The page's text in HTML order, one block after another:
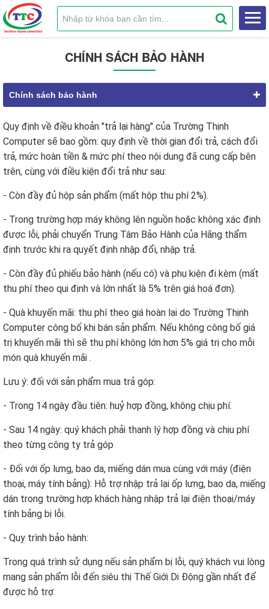
CHÍNH SÁCH BẢO HÀNH
Chính sách bảo hành
Quy định về điều khoản "trả lại hàng" của Trường Thịnh
Computer sẽ bao gồm: quy định về thời gian đổi trả, cách đổi
trả, mức hoàn tiền & mức phí theo nội dung đã cung cấp bên
trên, cùng với điều kiện đổi trả như sau:
- Còn đầy đủ hộp sản phẩm (mất hộp thu phí 2%).
- Trong trường hợp máy không lên nguồn hoặc không xác định
được lỗi, phải chuyển Trung Tâm Bảo Hành của Hãng thẩm
định trước khi ra quyết định nhập đổi, nhập trả.
- Còn đầy đủ phiếu bảo hành (nếu có) và phụ kiện đi kèm (mất
thu phí theo qui định và lớn nhất là 5% trên giá hoá đơn).
- Quà khuyến mãi: thu phí theo giá hoàn lại do Trường Thịnh
Computer công bố khi bán sản phẩm. Nếu không công bố giá
trị khuyến mãi thì sẽ thu phí không lớn hơn 5% giá trị cho mỗi
món quà khuyến mãi .
Lưu ý: đối với sản phẩm mua trả góp:
- Trong 14 ngày đầu tiên: huỷ hợp đồng, không chịu phí.
- Sau 14 ngày: quý khách phải thanh lý hợp đồng và chịu phí
theo từng công ty trả góp
- Đối với ốp lưng, bao da, miếng dán mua cùng với máy (điện
thoại, máy tính bảng): Hỗ trợ nhập trả lại ốp lưng, bao da, miếng
dán trong trường hợp khách hàng nhập trả lại điện thoại/máy
tính bảng bị lỗi.
- Quy trình bảo hành:
Trong quá trình sử dụng nếu sản phẩm bị lỗi, quý khách vui lòng
mang sản phẩm lỗi đến siêu thị Thế Giới Di Động gần nhất để
được hỗ trợ.